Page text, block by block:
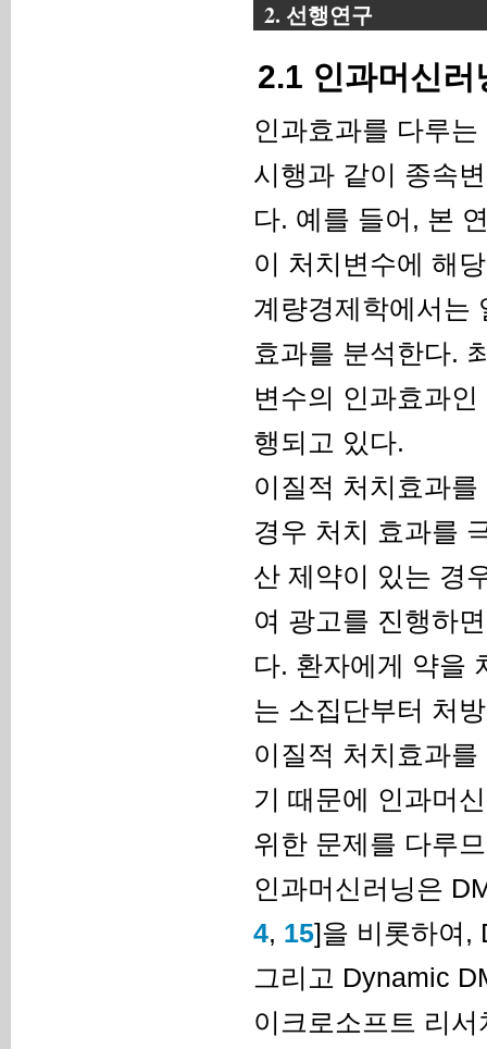
2. 선행연구
2.1 인과머신러
인과효과를 다루
시행과 같이 종속
다. 예를 들어, 본
이 처치변수에 해
계량경제학에서는
효과를 분석한다.
변수의 인과효과
행되고 있다.
이질적 처치효과
경우 처치 효과를
산 제약이 있는 경
여 광고를 진행하
다. 환자에게 약을
는 소집단부터 처
이질적 처치효과
기 때문에 인과머
위한 문제를 다루
인과머신러닝은
4, 15]을 비롯하여,
그리고 Dynamic
이크로소프트 리